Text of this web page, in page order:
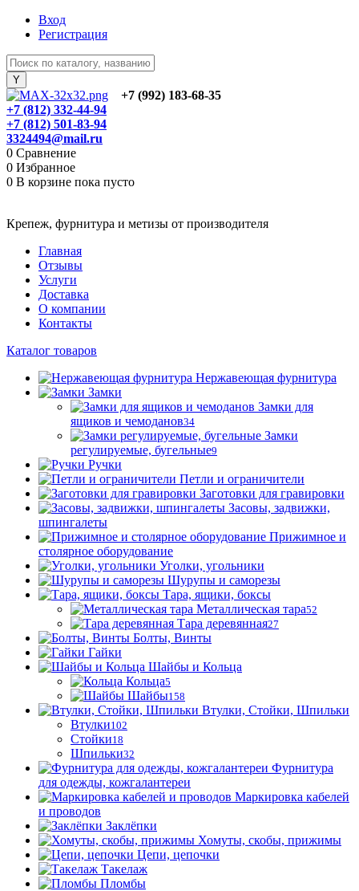
Вход
Регистрация
+7 (992) 183-68-35
+7 (812) 332-44-94
+7 (812) 501-83-94
3324494@mail.ru
0 Сравнение
0 Избранное
0 В корзине пока пусто
Крепеж, фурнитура и метизы от производителя
Главная
Отзывы
Услуги
Доставка
О компании
Контакты
Каталог товаров
Нержавеющая фурнитура
Замки
Замки для
ящиков и чемоданов34
Замки
регулируемые, бугельные9
Ручки
Петли и ограничители
Заготовки для гравировки
Засовы, задвижки,
шпингалеты
Прижимное и
столярное оборудование
Уголки, угольники
Шурупы и саморезы
Тара, ящики, боксы
Металлическая тара52
Тара деревянная27
Болты, Винты
Гайки
Шайбы и Кольца
Кольца5
Шайбы158
Втулки, Стойки, Шпильки
Втулки102
Стойки18
Шпильки32
Фурнитура
для одежды, кожгалантереи
Маркировка кабелей
и проводов
Заклёпки
Хомуты, скобы, прижимы
Цепи, цепочки
Такелаж
Пломбы